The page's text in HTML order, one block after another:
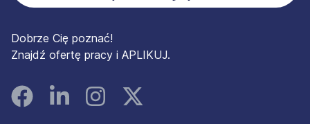
Dobrze Cię poznać!
Znajdź ofertę pracy i APLIKUJ.
FacebookLinked InInstagramInstagram